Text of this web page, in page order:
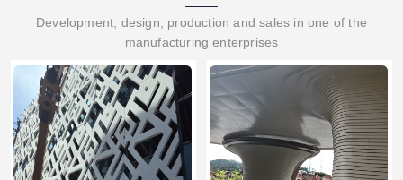
Development, design, production and sales in one of the
manufacturing enterprises